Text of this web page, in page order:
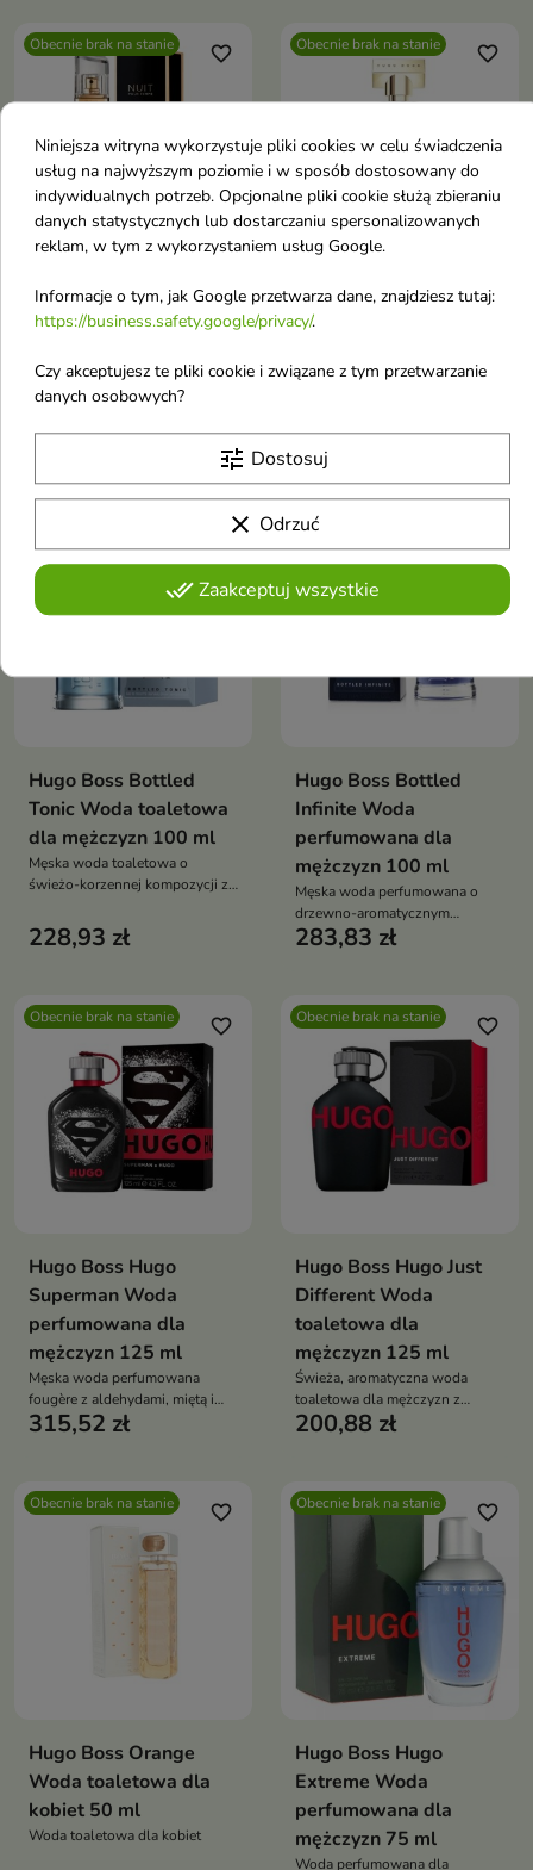
Obecnie brak na stanie favorite_border
Hugo Boss Nuit Pour
Femme Woda
kobiet 75 ml
Woda perfumowana dla kobiet
elegancki, idealny na wieczór
Obecnie brak na stanie favorite_border
Hugo Boss The Scent
Woda perfumowana
317,14 zł
favorite_border
Hugo Boss Bottled
Tonic Woda toaletowa
dla mężczyzn 100 ml
Męska woda toaletowa o
świeżo-korzennej kompozycji z
wetiwerią, idealna na dzień i
cieplejsze pory roku
228,93 zł
Obecnie brak na stanie
Hugo Boss Bottled
Infinite Woda
perfumowana dla
mężczyzn 100 ml
Męska woda perfumowana o
drzewno-aromatycznym
charakterze z jabłkiem,
283,83 zł
Obecnie brak na stanie favorite_border
Hugo Boss Hugo
Superman Woda
perfumowana dla
mężczyzn 125 ml
Męska woda perfumowana
fougère z aldehydami, miętą i
paczulą. Limitowana edycja
315,52 zł
Obecnie brak na stanie favorite_border
Hugo Boss Hugo Just
Different Woda
toaletowa dla
mężczyzn 125 ml
Świeża, aromatyczna woda
toaletowa dla mężczyzn z
nutami jabłka, mięty, bazylii,
200,88 zł
Obecnie brak na stanie favorite_border
Hugo Boss Orange
Woda toaletowa dla
kobiet 50 ml
Woda toaletowa dla kobiet
Obecnie brak na stanie favorite_border
Hugo Boss Hugo
Extreme Woda
perfumowana dla
mężczyzn 75 ml
Woda perfumowana dla
Niniejsza witryna wykorzystuje pliki cookies w celu świadczenia
usług na najwyższym poziomie i w sposób dostosowany do
indywidualnych potrzeb. Opcjonalne pliki cookie służą zbieraniu
danych statystycznych lub dostarczaniu spersonalizowanych
reklam, w tym z wykorzystaniem usług Google.
Informacje o tym, jak Google przetwarza dane, znajdziesz tutaj:
https://business.safety.google/privacy/.
Czy akceptujesz te pliki cookie i związane z tym przetwarzanie
danych osobowych?
tune Dostosuj
clear Odrzuć
done_allZaakceptuj wszystkie